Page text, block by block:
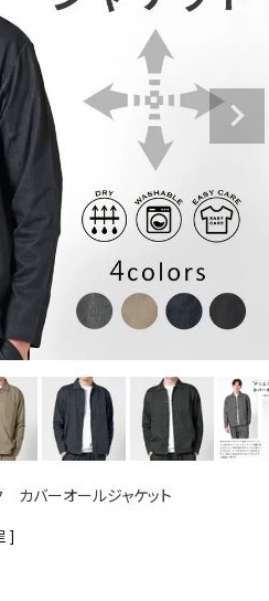
カバーオールジャケット
]
カートに入れる
カートに入れる
カートに入れる
再入荷お知らせ
カートに入れる
カートに入れる